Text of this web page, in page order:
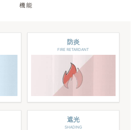
機能
防炎
FIRE RETARDANT
遮光
SHADING